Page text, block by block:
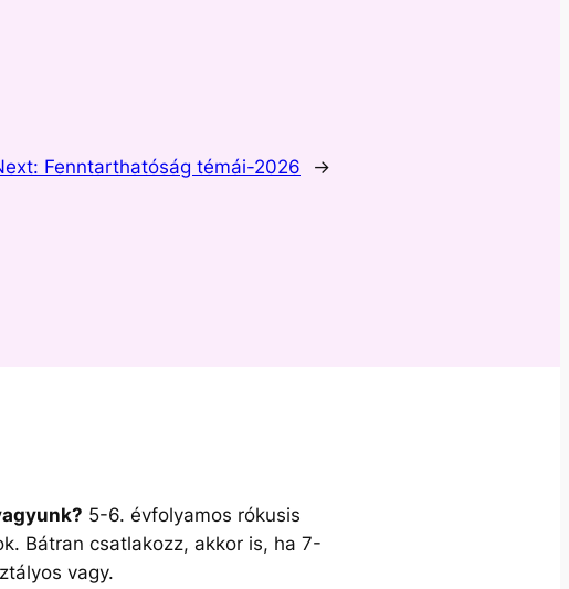
Fenntarthatóság témái-2026 →
5-6. évfolyamos rókusis
Bátran csatlakozz, akkor is, ha 7-
vagy.